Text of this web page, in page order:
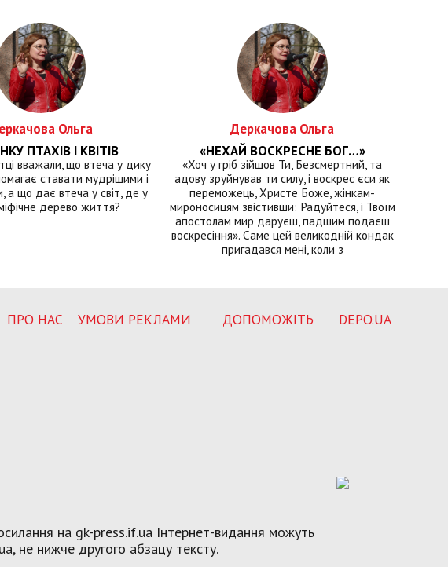
Ольга
ПТАХІВ І КВІТІВ
вважали, що втеча у дику
ставати мудрішими і
а що дає втеча у світ, де у
дерево життя?
Деркачова Ольга
«НЕХАЙ ВОСКРЕСНЕ БОГ…»
«Хоч у гріб зійшов Ти, Безсмертний, та
адову зруйнував ти силу, і воскрес єси як
переможець, Христе Боже, жінкам-
мироносицям звістивши: Радуйтеся, і Твоїм
апостолам мир даруєш, падшим подаєш
воскресіння». Саме цей великодній кондак
пригадався мені, коли з
ПРО НАС УМОВИ РЕКЛАМИ ДОПОМОЖІТЬ DEPO.UA
на gk-press.if.ua Інтернет-видання можуть
не нижче другого абзацу тексту.